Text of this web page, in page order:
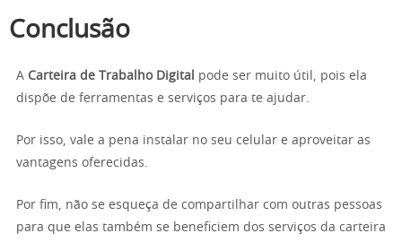
Conclusão
A Carteira de Trabalho Digital pode ser muito útil, pois ela
dispõe de ferramentas e serviços para te ajudar.
Por isso, vale a pena instalar no seu celular e aproveitar as
vantagens oferecidas.
Por fim, não se esqueça de compartilhar com outras pessoas
para que elas também se beneficiem dos serviços da carteira